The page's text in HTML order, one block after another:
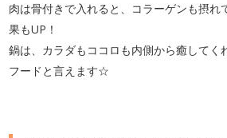
肉は骨付きで入れると、コラーゲンも摂れ
果もUP！
鍋は、カラダもココロも内側から癒してく
フードと言えます☆